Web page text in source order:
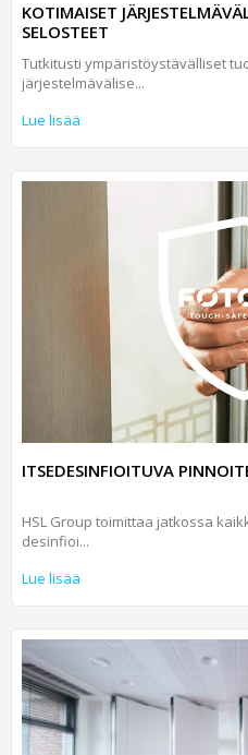
KOTIMAISET
SELOSTEET
Tutkitusti ympäristöystävälliset
järjestelmävälise...
Lue lisää
ITSEDESINFIOITUVA
HSL Group toimittaa jatkossa
desinfioi...
Lue lisää